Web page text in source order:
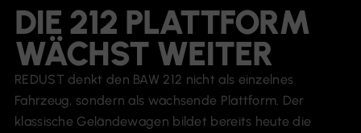
DIE 212 PLATTFORM
WÄCHST WEITER
REDUST denkt den BAW 212 nicht als einzelnes
Fahrzeug, sondern als wachsende Plattform. Der
klassische Geländewagen bildet bereits heute die